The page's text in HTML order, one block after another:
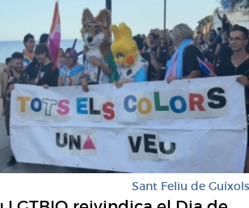
Sant Feliu de Guíxols